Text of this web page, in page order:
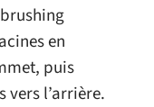
en
puis
vers l’arrière.